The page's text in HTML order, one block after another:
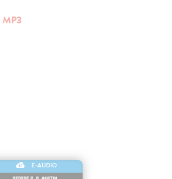
MP3
E-AUDIO